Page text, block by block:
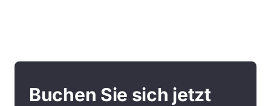
Buchen Sie sich jetzt